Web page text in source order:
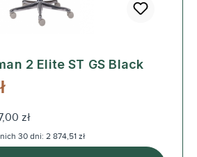
2 Elite ST GS Black
zł
30 dni: 2 874,51 zł